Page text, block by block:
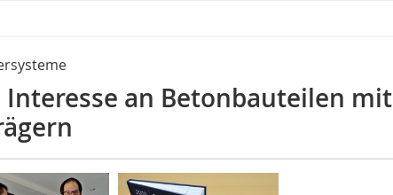
Interesse an Betonbauteilen mit